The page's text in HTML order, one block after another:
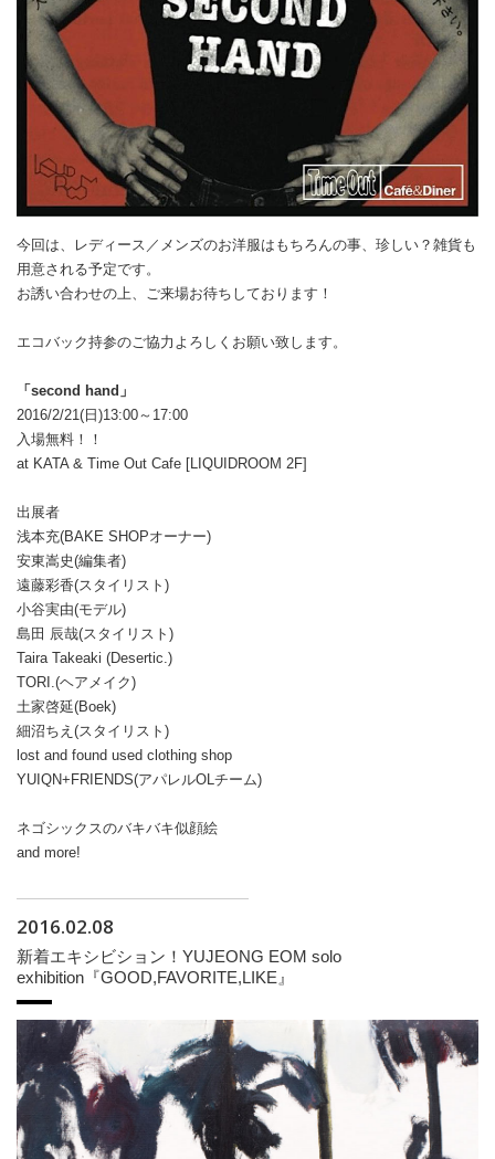
今回は、レディース／メンズのお洋服はもちろんの事、珍しい？雑貨も
用意される予定です。
お誘い合わせの上、ご来場お待ちしております！
エコバック持参のご協力よろしくお願い致します。
「second hand」
2016/2/21(日)13:00～17:00
入場無料！！
at KATA & Time Out Cafe [LIQUIDROOM 2F]
出展者
浅本充(BAKE SHOPオーナー)
安東嵩史(編集者)
遠藤彩香(スタイリスト)
小谷実由(モデル)
島田 辰哉(スタイリスト)
Taira Takeaki (Desertic.)
TORI.(ヘアメイク)
土家啓延(Boek)
細沼ちえ(スタイリスト)
lost and found used clothing shop
YUIQN+FRIENDS(アパレルOLチーム)
ネゴシックスのバキバキ似顔絵
and more!
2016.02.08
新着エキシビション！YUJEONG EOM solo
exhibition『GOOD,FAVORITE,LIKE』